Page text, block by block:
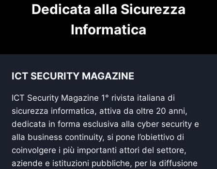
Dedicata alla Sicurezza
Informatica
ICT SECURITY MAGAZINE
ICT Security Magazine 1° rivista italiana di
sicurezza informatica, attiva da oltre 20 anni,
dedicata in forma esclusiva alla cyber security e
alla business continuity, si pone l’obiettivo di
coinvolgere i più importanti attori del settore,
aziende e istituzioni pubbliche, per la diffusione